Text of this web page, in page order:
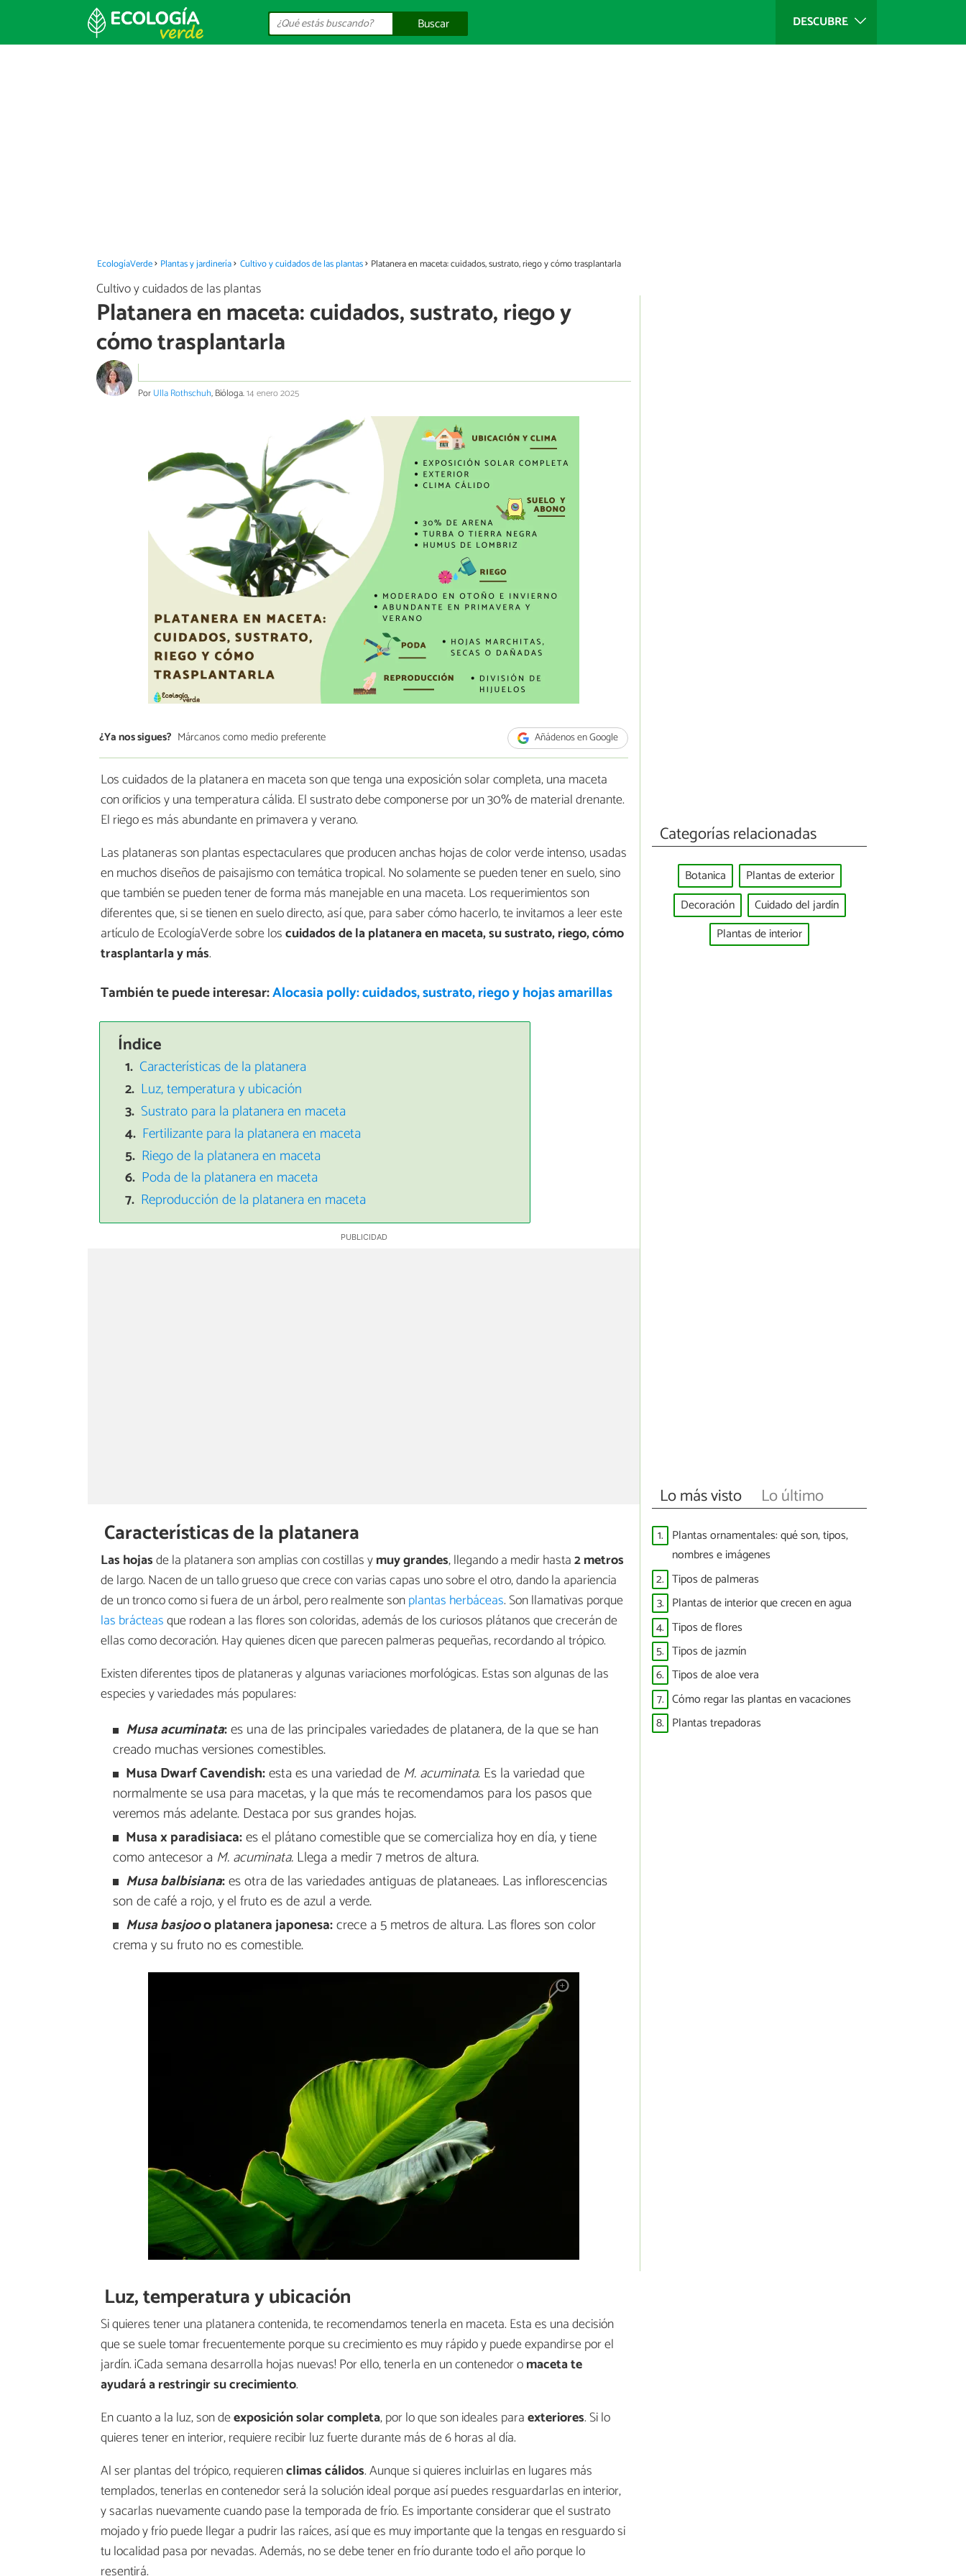
DESCUBRE
Buscar
EcologíaVerde Plantas y jardinería Cultivo y cuidados de las plantas Platanera en maceta: cuidados, sustrato, riego y cómo trasplantarla
Cultivo y cuidados de las plantas
Platanera en maceta: cuidados, sustrato, riego y
cómo trasplantarla
PorUlla Rothschuh, Bióloga.14 enero 2025
¿Ya nos sigues? Márcanos como medio preferente Añádenos en Google
Los cuidados de la platanera en maceta son que tenga una exposición solar completa, una maceta
con orificios y una temperatura cálida. El sustrato debe componerse por un 30% de material drenante.
El riego es más abundante en primavera y verano.
Las plataneras son plantas espectaculares que producen anchas hojas de color verde intenso, usadas
en muchos diseños de paisajismo con temática tropical. No solamente se pueden tener en suelo, sino
que también se pueden tener de forma más manejable en una maceta. Los requerimientos son
diferentes que, si se tienen en suelo directo, así que, para saber cómo hacerlo, te invitamos a leer este
artículo de EcologíaVerde sobre loscuidados de la platanera en maceta, su sustrato, riego, cómo
trasplantarla y más.
También te puede interesar:Alocasia polly: cuidados, sustrato, riego y hojas amarillas
Índice
Características de la platanera
Luz, temperatura y ubicación
Sustrato para la platanera en maceta
Fertilizante para la platanera en maceta
Riego de la platanera en maceta
Poda de la platanera en maceta
Reproducción de la platanera en maceta
Características de la platanera
Las hojasde la platanera son amplias con costillas ymuy grandes, llegando a medir hasta2 metros
de largo. Nacen de un tallo grueso que crece con varias capas uno sobre el otro, dando la apariencia
de un tronco como si fuera de un árbol, pero realmente sonplantas herbáceas. Son llamativas porque
las brácteasque rodean a las flores son coloridas, además de los curiosos plátanos que crecerán de
ellas como decoración. Hay quienes dicen que parecen palmeras pequeñas, recordando al trópico.
Existen diferentes tipos de plataneras y algunas variaciones morfológicas. Estas son algunas de las
especies y variedades más populares:
Musa acuminata:es una de las principales variedades de platanera, de la que se han
creado muchas versiones comestibles.
Musa Dwarf Cavendish:esta es una variedad de M. acuminata. Es la variedad que
normalmente se usa para macetas, y la que más te recomendamos para los pasos que
veremos más adelante. Destaca por sus grandes hojas.
Musa x paradisiaca:es el plátano comestible que se comercializa hoy en día, y tiene
como antecesor a M. acuminata.Llega a medir 7 metros de altura.
Musa balbisiana:es otra de las variedades antiguas de plataneaes. Las inflorescencias
son de café a rojo, y el fruto es de azul a verde.
Musa basjooo platanera japonesa:crece a 5 metros de altura. Las flores son color
crema y su fruto no es comestible.
Luz, temperatura y ubicación
Si quieres tener una platanera contenida, te recomendamos tenerla en maceta. Esta es una decisión
que se suele tomar frecuentemente porque su crecimiento es muy rápido y puede expandirse por el
jardín. ¡Cada semana desarrolla hojas nuevas! Por ello, tenerla en un contenedor omaceta te
ayudará a restringir su crecimiento.
En cuanto a la luz, son deexposición solar completa, por lo que son ideales paraexteriores. Si lo
quieres tener en interior, requiere recibir luz fuerte durante más de 6 horas al día.
Al ser plantas del trópico, requierenclimas cálidos. Aunque si quieres incluirlas en lugares más
templados, tenerlas en contenedor será la solución ideal porque así puedes resguardarlas en interior,
y sacarlas nuevamente cuando pase la temporada de frío. Es importante considerar que el sustrato
mojado y frío puede llegar a pudrir las raíces, así que es muy importante que la tengas en resguardo si
tu localidad pasa por nevadas. Además, no se debe tener en frío durante todo el año porque lo
resentirá.
Categorías relacionadas
Botanica
Plantas de exterior
Decoración
Cuidado del jardín
Plantas de interior
Lo más visto Lo último
1. Plantas ornamentales: qué son, tipos,
nombres e imágenes
2. Tipos de palmeras
3. Plantas de interior que crecen en agua
4. Tipos de flores
5. Tipos de jazmín
6. Tipos de aloe vera
7. Cómo regar las plantas en vacaciones
8. Plantas trepadoras